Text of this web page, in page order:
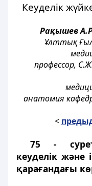
Кеуделік
Рақышев
Ұлттық
профессор,
анатомия
<
75 -
кеуделік және
қарағандағы